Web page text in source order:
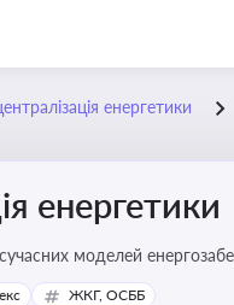
енергетики
енергетики
моделей
громад,
ЖКГ, ОСББ